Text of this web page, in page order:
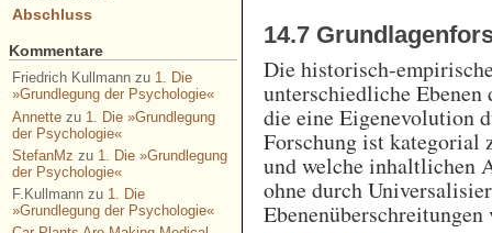
14.7
Die historisch-
unterschiedliche
die eine Eigenevolution
Forschung ist kategorial
und welche inhaltlichen
ohne durch
Ebenenüberschreitungen
Abschluss
Kommentare
Friedrich Kullmannzu 1. Die
»Grundlegung der Psychologie«
Annettezu 1. Die »Grundlegung
der Psychologie«
StefanMz zu 1. Die »Grundlegung
der Psychologie«
F.Kullmannzu 1. Die
»Grundlegung der Psychologie«